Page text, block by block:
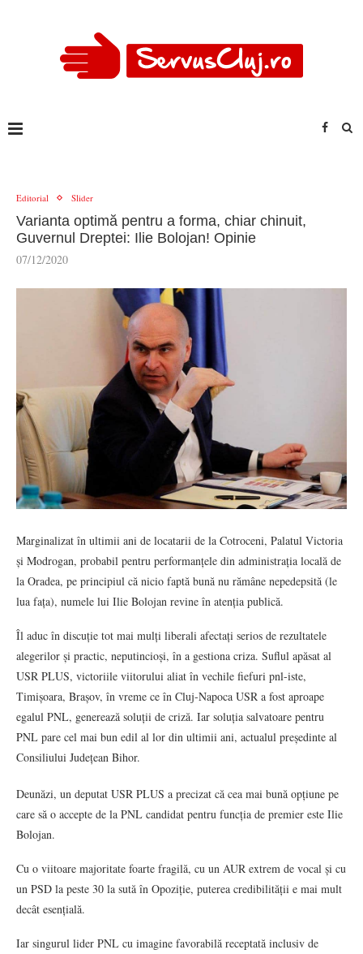
Editorial Slider
Varianta optimă pentru a forma, chiar chinuit,
Guvernul Dreptei: Ilie Bolojan! Opinie
07/12/2020
Marginalizat în ultimii ani de locatarii de la Cotroceni, Palatul Victoria
și Modrogan, probabil pentru performanțele din administrația locală de
la Oradea, pe principiul că nicio faptă bună nu rămâne nepedepsită (le
lua fața), numele lui Ilie Bolojan revine în atenția publică.
Îl aduc în discuție tot mai mulți liberali afectați serios de rezultatele
alegerilor și practic, neputincioși, în a gestiona criza. Suflul apăsat al
USR PLUS, victoriile viitorului aliat în vechile fiefuri pnl-iste,
Timișoara, Brașov, în vreme ce în Cluj-Napoca USR a fost aproape
egalul PNL, generează soluții de criză. Iar soluția salvatoare pentru
PNL pare cel mai bun edil al lor din ultimii ani, actualul președinte al
Consiliului Județean Bihor.
Deunăzi, un deputat USR PLUS a precizat că cea mai bună opțiune pe
care să o accepte de la PNL candidat pentru funcția de premier este Ilie
Bolojan.
Cu o viitoare majoritate foarte fragilă, cu un AUR extrem de vocal și cu
un PSD la peste 30 la sută în Opoziție, puterea credibilității e mai mult
decât esențială.
Iar singurul lider PNL cu imagine favorabilă receptată inclusiv de